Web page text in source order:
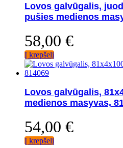
Lovos galvūgalis,
pušies medienos
58,00 €
Į krepšelį
Lovos galvūgalis,
medienos masyvas,
54,00 €
Į krepšelį